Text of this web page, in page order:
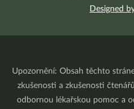
Designed
Upozornění: Obsah těchto
zkušenosti a zkušenosti
odbornou lékařskou pomoc a